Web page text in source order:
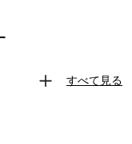
すべて見る